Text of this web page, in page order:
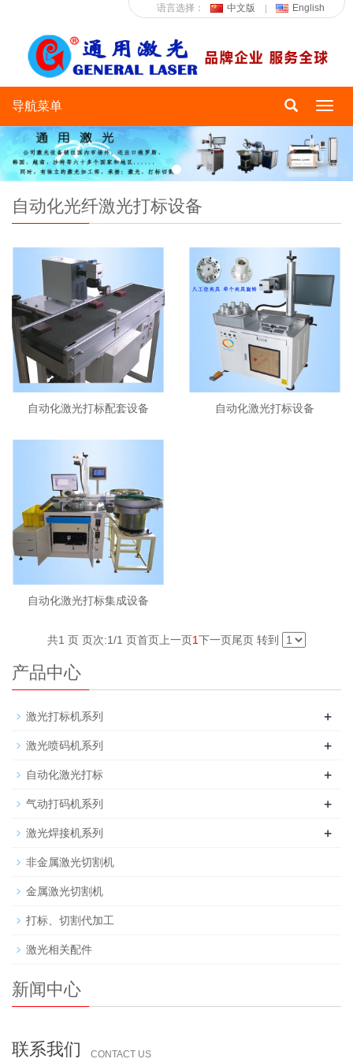
语言选择： 中文版 English
导航菜单
自动化光纤激光打标设备
自动化激光打标配套设备 自动化激光打标设备
自动化激光打标集成设备
共1 页 页次:1/1 页首页上一页1下一页尾页 转到
产品中心
激光打标机系列 +
激光喷码机系列 +
自动化激光打标 +
气动打码机系列 +
激光焊接机系列 +
非金属激光切割机
金属激光切割机
打标、切割代加工
激光相关配件
新闻中心
联系我们 CONTACT US